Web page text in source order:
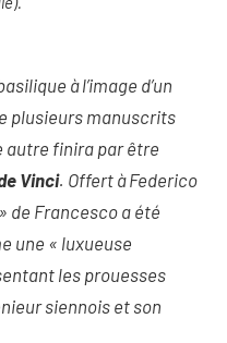
à l’image d’un
plusieurs manuscrits
autre finira par être
Vinci. Offert à Federico
de Francesco a été
une « luxueuse
les prouesses
siennois et son